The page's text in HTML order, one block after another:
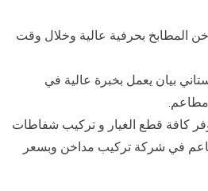
المطابخ بحرفية عالية وخلال وقت
بيان يعمل بخبرة عالية في
مطاعم.
كافة قطع الغيار و تركيب شفاطات
في شركة تركيب مداخن وبسعر